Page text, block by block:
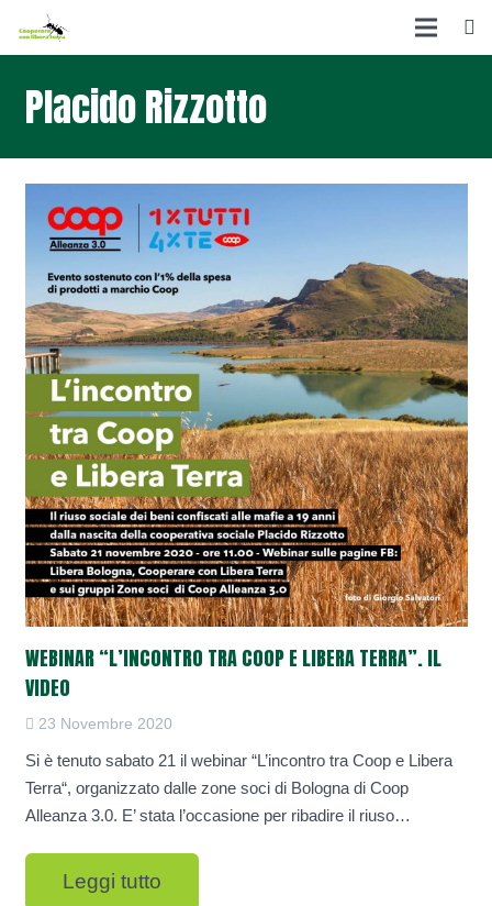
Placido Rizzotto
WEBINAR “L’INCONTRO TRA COOP E LIBERA TERRA”. IL
VIDEO
23 Novembre 2020
Si è tenuto sabato 21 il webinar “L’incontro tra Coop e Libera
Terra“, organizzato dalle zone soci di Bologna di Coop
Alleanza 3.0. E’ stata l’occasione per ribadire il riuso…
Leggi tutto